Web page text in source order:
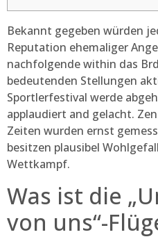
Bekannt gegeben würden
Reputation ehemaliger
nachfolgende within das
bedeutenden Stellungen
Sportlerfestival werde
applaudiert and gelacht.
Zeiten wurden ernst
besitzen plausibel
Wettkampf.
Was ist die
von uns“-